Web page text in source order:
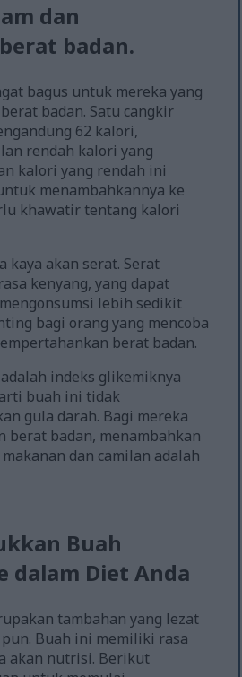
dan
badan.
bagus untuk mereka yang
badan. Satu cangkir
62 kalori,
rendah kalori yang
kalori yang rendah ini
menambahkannya ke
khawatir tentang kalori
kaya akan serat. Serat
kenyang, yang dapat
lebih sedikit
bagi orang yang mencoba
berat badan.
indeks glikemiknya
buah ini tidak
gula darah. Bagi mereka
berat badan, menambahkan
dan camilan adalah
Buah
dalam Diet Anda
tambahan yang lezat
Buah ini memiliki rasa
akan nutrisi. Berikut